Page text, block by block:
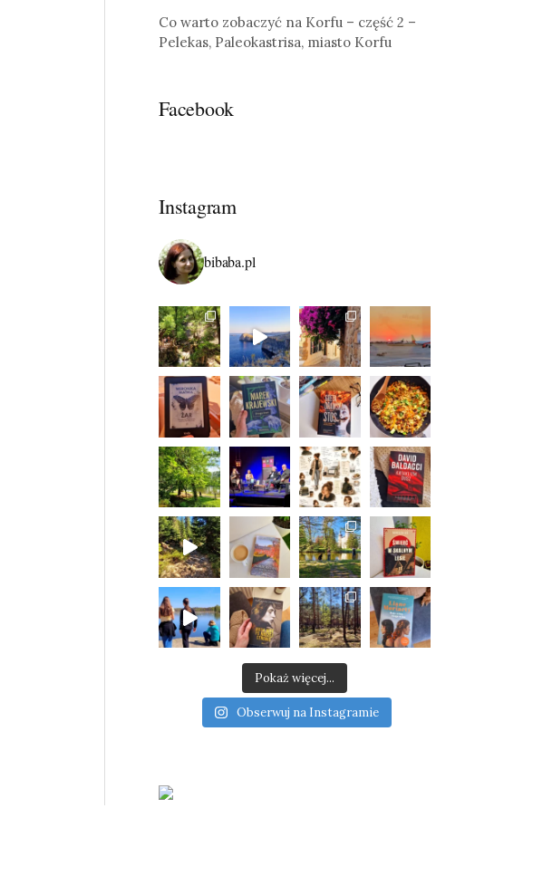
Co warto zobaczyć na Korfu – część 2 –
Pelekas, Paleokastrisa, miasto Korfu
Facebook
Instagram
bibaba.pl
Pokaż więcej...
Obserwuj na Instagramie